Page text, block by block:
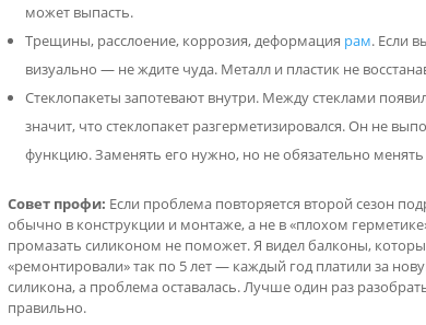
может выпасть.
Трещины, расслоение, коррозия, деформация рам. Если
визуально — не ждите чуда. Металл и пластик не
Стеклопакеты запотевают внутри. Между стеклами
значит, что стеклопакет разгерметизировался. Он не
функцию. Заменять его нужно, но не обязательно
Совет профи: Если проблема повторяется второй сезон
обычно в конструкции и монтаже, а не в «плохом
промазать силиконом не поможет. Я видел балконы,
«ремонтировали» так по 5 лет — каждый год платили за
силикона, а проблема оставалась. Лучше один раз
правильно.